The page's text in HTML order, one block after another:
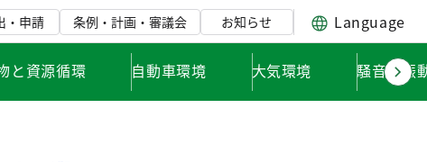
・申請 条例・計画・審議会 お知らせ Language
と資源循環 自動車環境 大気環境 騒音・振